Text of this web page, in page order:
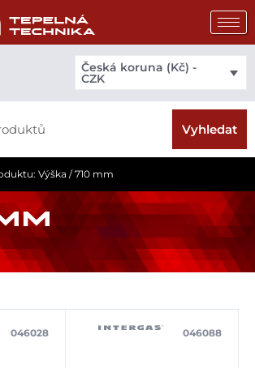
Česká koruna (Kč) -
CZK
Vyhledat
Výška / 710 mm
046028 046088